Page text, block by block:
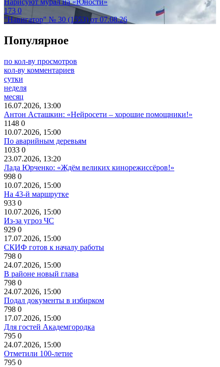
Нарисуют мурал на «Юности»
173 0
"Навигатор" № 30 (1553) от 07.08.26
Популярное
по кол-ву просмотров
кол-ву комментариев
сутки
неделя
месяц
16.07.2026, 13:00
Антон Асташкин: «Нейросети – хорошие помощники!»
1148 0
10.07.2026, 15:00
По аварийным деревьям
1033 0
23.07.2026, 13:20
Лада Юрченко: «Ждём великих кинорежиссёров!»
998 0
10.07.2026, 15:00
На 43-й маршрутке
933 0
10.07.2026, 15:00
Из-за угроз ЧС
929 0
17.07.2026, 15:00
СКИФ готов к началу работы
798 0
24.07.2026, 15:00
В районе новый глава
798 0
24.07.2026, 15:00
Подал документы в избирком
798 0
17.07.2026, 15:00
Для гостей Академгородка
795 0
24.07.2026, 15:00
Отметили 100-летие
795 0